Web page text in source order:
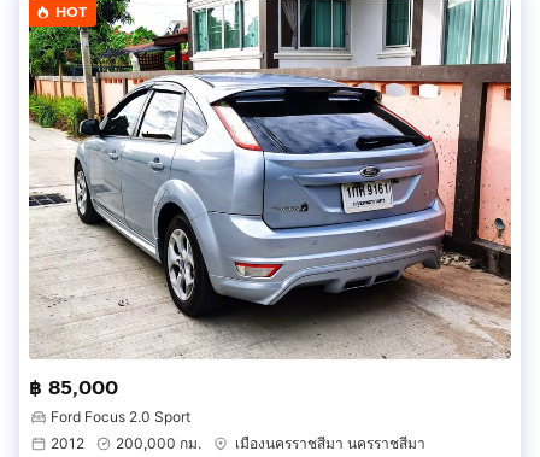
HOT
฿ 85,000
Ford Focus 2.0 Sport
2012
200,000 กม.
เมืองนครราชสีมา นครราชสีมา